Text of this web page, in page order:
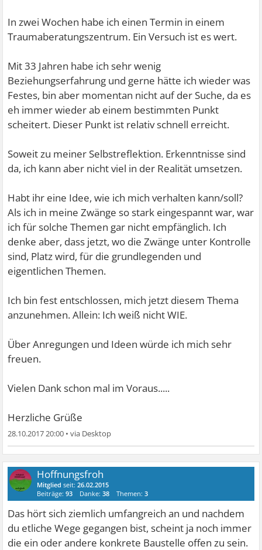
In zwei Wochen habe ich einen Termin in einem
Traumaberatungszentrum. Ein Versuch ist es wert.
Mit 33 Jahren habe ich sehr wenig
Beziehungserfahrung und gerne hätte ich wieder was
Festes, bin aber momentan nicht auf der Suche, da es
eh immer wieder ab einem bestimmten Punkt
scheitert. Dieser Punkt ist relativ schnell erreicht.
Soweit zu meiner Selbstreflektion. Erkenntnisse sind
da, ich kann aber nicht viel in der Realität umsetzen.
Habt ihr eine Idee, wie ich mich verhalten kann/soll?
Als ich in meine Zwänge so stark eingespannt war, war
ich für solche Themen gar nicht empfänglich. Ich
denke aber, dass jetzt, wo die Zwänge unter Kontrolle
sind, Platz wird, für die grundlegenden und
eigentlichen Themen.
Ich bin fest entschlossen, mich jetzt diesem Thema
anzunehmen. Allein: Ich weiß nicht WIE.
Über Anregungen und Ideen würde ich mich sehr
freuen.
Vielen Dank schon mal im Voraus.....
Herzliche Grüße
28.10.2017 20:00 •
Hoffnungsfroh
Mitglied seit:26.02.2015
Beiträge:93 Danke:38 Themen:3
Das hört sich ziemlich umfangreich an und nachdem
du etliche Wege gegangen bist, scheint ja noch immer
die ein oder andere konkrete Baustelle offen zu sein.